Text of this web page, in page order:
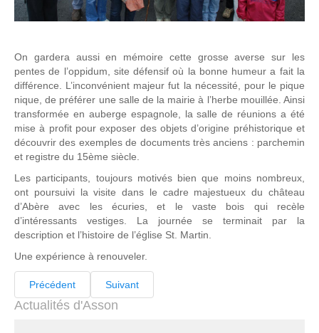
On gardera aussi en mémoire cette grosse averse sur les
pentes de l’oppidum, site défensif où la bonne humeur a fait la
différence. L’inconvénient majeur fut la nécessité, pour le pique
nique, de préférer une salle de la mairie à l’herbe mouillée. Ainsi
transformée en auberge espagnole, la salle de réunions a été
mise à profit pour exposer des objets d’origine préhistorique et
découvrir des exemples de documents très anciens : parchemin
et registre du 15ème siècle.
Les participants, toujours motivés bien que moins nombreux,
ont poursuivi la visite dans le cadre majestueux du château
d’Abère avec les écuries, et le vaste bois qui recèle
d’intéressants vestiges. La journée se terminait par la
description et l’histoire de l’église St. Martin.
Une expérience à renouveler.
Précédent Suivant
Actualités d'Asson